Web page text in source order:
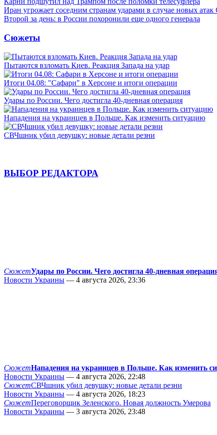
Иран угрожает соседним странам ударами в случае новых
Второй за день: в России похоронили еще одного генерала
Сюжеты
Пытаются взломать Киев. Реакция Запада на удар
Итоги 04.08: "Сафари" в Херсоне и итоги операции
Удары по России. Чего достигла 40-дневная операция
Нападения на украинцев в Польше. Как изменить ситуацию
СВЧшник убил девушку: новые детали резни
ВЫБОР РЕДАКТОРА
СюжетУдары по России. Чего достигла 40-дневная
Новости Украины — 4 августа 2026, 23:36
СюжетНападения на украинцев в Польше. Как изменить
Новости Украины — 4 августа 2026, 22:48
СюжетСВЧшник убил девушку: новые детали резни
Новости Украины — 4 августа 2026, 18:23
СюжетПереговорщик Зеленского. Новая должность Умерова
Новости Украины — 3 августа 2026, 23:48